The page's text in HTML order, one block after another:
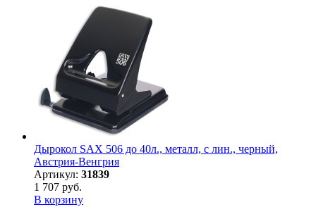
Дырокол SAX 506 до 40л., металл, с лин., черный,
Австрия-Венгрия
Артикул: 31839
1 707 руб.
В корзину